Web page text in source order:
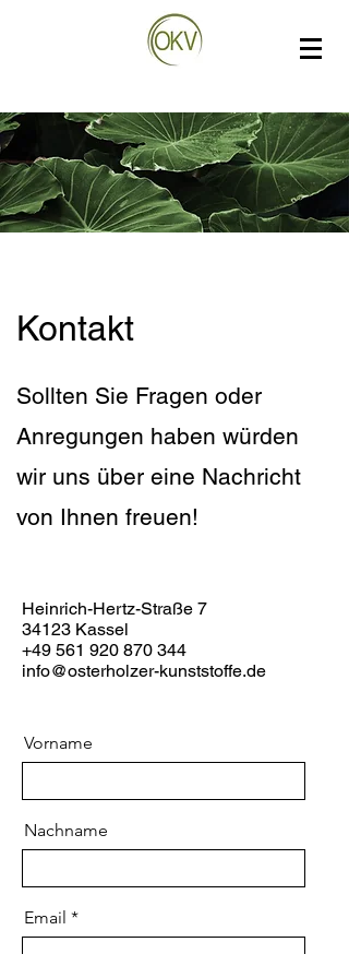
Kontakt
Sollten Sie Fragen oder
Anregungen haben würden
wir uns über eine Nachricht
von Ihnen freuen!
Heinrich-Hertz-Straße 7
34123 Kassel
+49 561 920 870 344
info@osterholzer-kunststoffe.de
Vorname
Nachname
Email